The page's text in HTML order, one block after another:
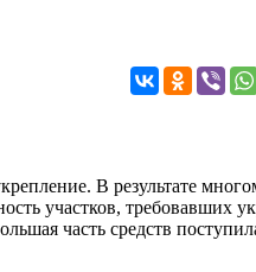
В результате
участков, требовавших
часть средств